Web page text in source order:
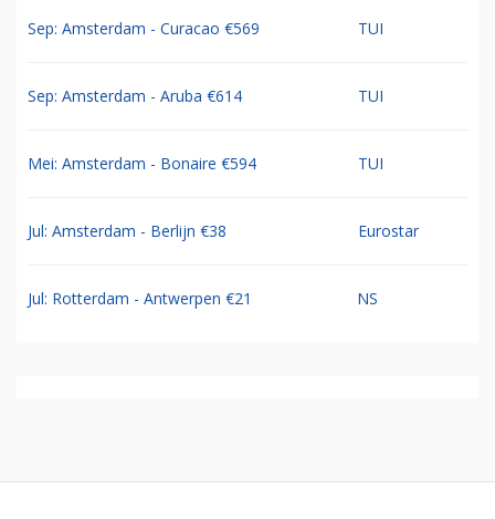
Sep: Amsterdam - Curacao €569 TUI
Sep: Amsterdam - Aruba €614 TUI
Mei: Amsterdam - Bonaire €594 TUI
Jul: Amsterdam - Berlijn €38 Eurostar
Jul: Rotterdam - Antwerpen €21 NS